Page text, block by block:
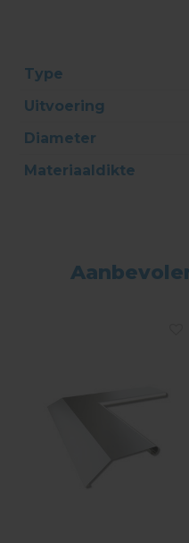
Type
Uitvoering
Diameter
Materiaaldikte